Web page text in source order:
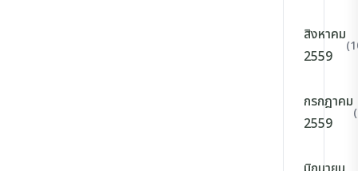
สิงหาคม
2559
กรกฎาคม
2559